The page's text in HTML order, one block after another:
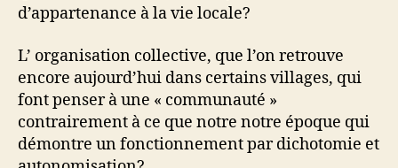
d’appartenance à la vie locale?
L’ organisation collective, que l’on retrouve
encore aujourd’hui dans certains villages, qui
font penser à une « communauté »
contrairement à ce que notre notre époque qui
démontre un fonctionnement par dichotomie et